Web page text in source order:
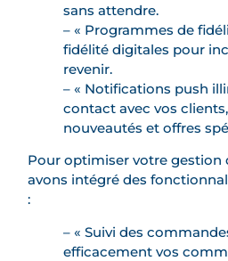
sans attendre.
– « Programmes de
fidélité digitales pour
revenir.
– « Notifications push
contact avec vos
nouveautés et offres
Pour optimiser votre gestion
avons intégré des
:
– « Suivi des
efficacement vos